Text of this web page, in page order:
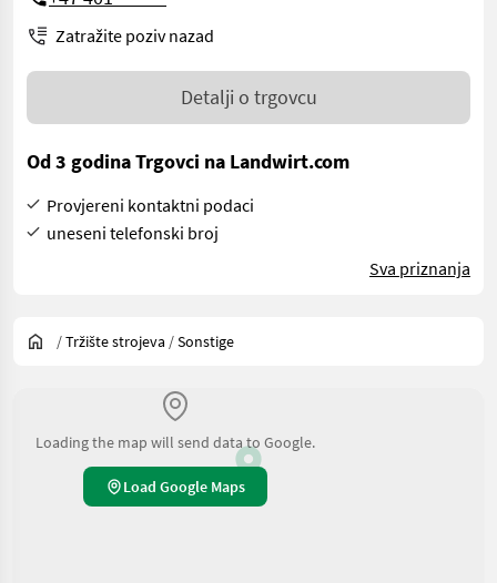
Zatražite poziv nazad
Detalji o trgovcu
Od 3 godina Trgovci na Landwirt.com
Provjereni kontaktni podaci
uneseni telefonski broj
Sva priznanja
/Tržište strojeva /Sonstige
Loading the map will send data to Google.
Load Google Maps